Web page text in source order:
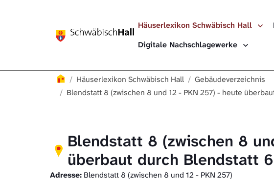
Häuserlexikon Schwäbisch Hall
Digitale Nachschlagewerke
Häuserlexikon
Häuserlexikon Schwäbisch Hall
Gebäudeverzeichnis
Blendstatt 8 (zwischen 8 und 12 - PKN 257) - heute
Blendstatt 8 (zwischen 8
überbaut durch Blendstatt
Adresse: Blendstatt 8 (zwischen 8 und 12 - PKN 257)